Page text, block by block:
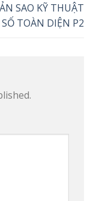
SAO KỸ THUẬT
SỐ TOÀN DIỆN P2